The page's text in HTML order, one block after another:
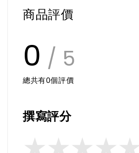
商品評價
0 / 5
總共有0個評價
撰寫評分